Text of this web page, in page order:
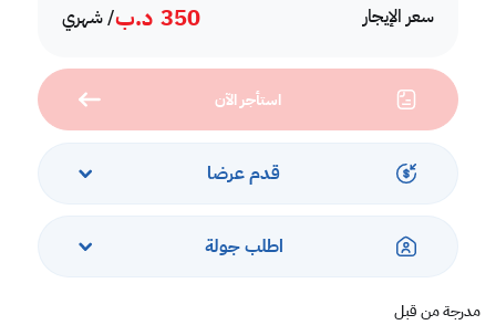
سعر الإيجار 350 د.ب/ شهري
استأجر الآن
قدم عرضا
اطلب جولة
مدرجة من قبل